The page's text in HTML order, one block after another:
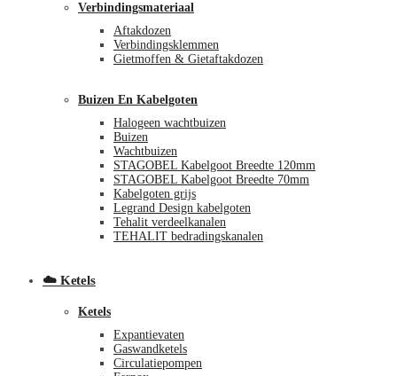
Verbindingsmateriaal
Aftakdozen
Verbindingsklemmen
Gietmoffen & Gietaftakdozen
Buizen En Kabelgoten
Halogeen wachtbuizen
Buizen
Wachtbuizen
STAGOBEL Kabelgoot Breedte 120mm
STAGOBEL Kabelgoot Breedte 70mm
Kabelgoten grijs
Legrand Design kabelgoten
Tehalit verdeelkanalen
TEHALIT bedradingskanalen
☁️ Ketels
Ketels
Expantievaten
Gaswandketels
Circulatiepompen